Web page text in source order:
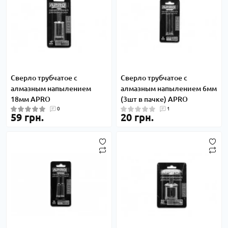
Сверло трубчатое с
алмазным напылением
18мм APRO
0
59 грн.
Сверло трубчатое с
алмазным напылением 6мм
(3шт в пачке) APRO
1
20 грн.